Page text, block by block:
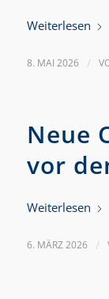
Weiterlesen
8. MAI 2026 /
Neue
vor
Weiterlesen
6. MÄRZ 2026 /